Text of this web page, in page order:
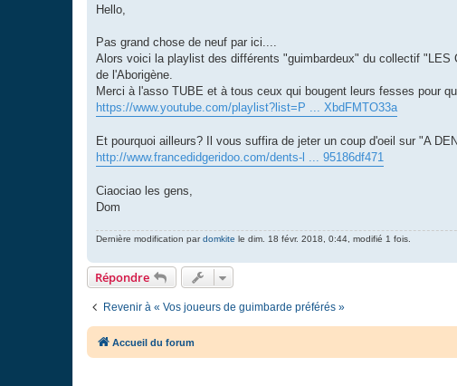
s
g
Hello,
Pas grand chose de neuf par ici....
Alors voici la playlist des différents "guimbardeux" du collectif
de l'Aborigène.
Merci à l'asso TUBE et à tous ceux qui bougent leurs fesses pour
https://www.youtube.com/playlist?list=P ... XbdFMTO33a
Et pourquoi ailleurs? Il vous suffira de jeter un coup d'oeil sur "A
http://www.francedidgeridoo.com/dents-l ... 95186df471
Ciaociao les gens,
Dom
Dernière modification pardomkite le dim. 18 févr. 2018, 0:44, modifié 1 fois.
Répondre
Revenir à « Vos joueurs de guimbarde préférés »
Accueil du forum